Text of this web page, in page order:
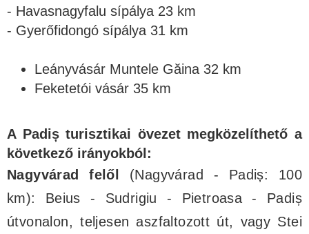
- Havasnagyfalu sípálya 23 km
- Gyerőfidongó sípálya 31 km
Leányvásár Muntele Găina 32 km
Feketetói vásár 35 km
A Padiș turisztikai övezet megközelíthető a
következő irányokból:
Nagyvárad felől
(Nagyvárad - Padiș: 100
km): Beius - Sudrigiu - Pietroasa - Padiș
útvonalon, teljesen aszfaltozott út, vagy Stei